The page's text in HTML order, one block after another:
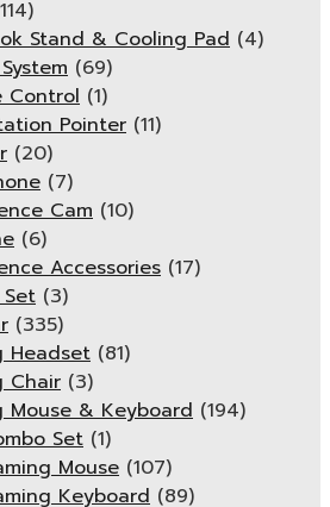
Stand & Cooling Pad (4)
(69)
Control (1)
Pointer (11)
(20)
(7)
Cam (10)
(6)
Accessories (17)
(3)
(335)
Headset (81)
Chair (3)
Mouse & Keyboard (194)
Set (1)
Mouse (107)
Keyboard (89)